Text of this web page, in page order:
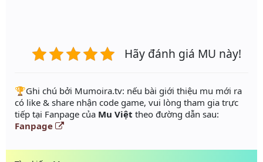
Hãy đánh giá MU này!
️🏆Ghi chú bởi Mumoira.tv: nếu bài giới thiệu mu mới ra
có like & share nhận code game, vui lòng tham gia trực
tiếp tại Fanpage của Mu Việt theo đường dẫn sau:
Fanpage